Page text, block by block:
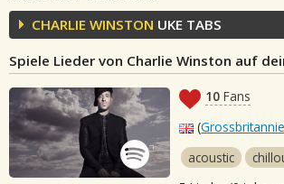
CHARLIE WINSTON UKE TABS
Spiele Lieder von Charlie Winston auf
10 Fans
(
acoustic